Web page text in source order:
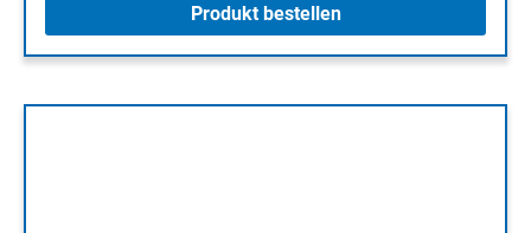
Produkt bestellen